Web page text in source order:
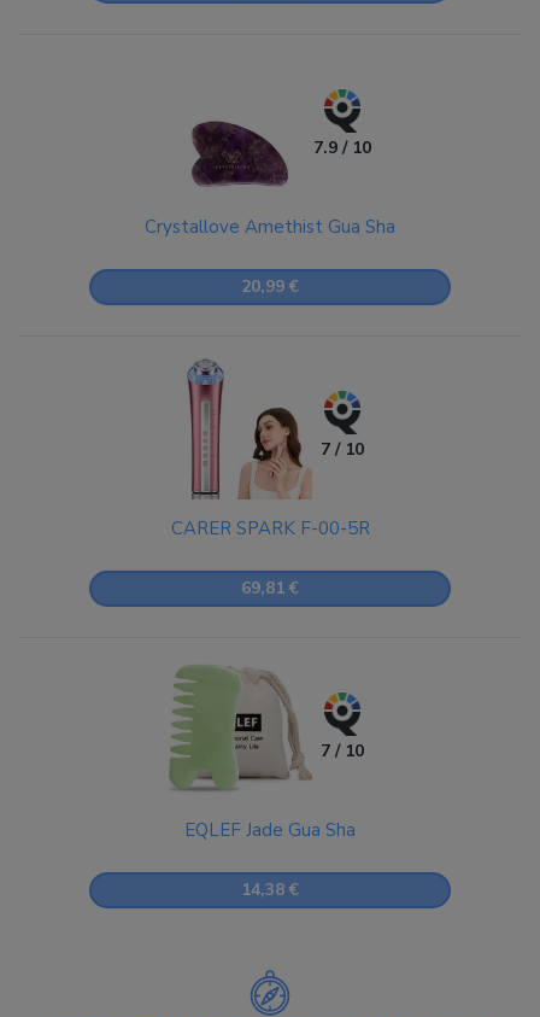
7.9 / 10
Crystallove Amethist Gua Sha
20,99 €
7 / 10
CARER SPARK F-00-5R
69,81 €
7 / 10
EQLEF Jade Gua Sha
14,38 €